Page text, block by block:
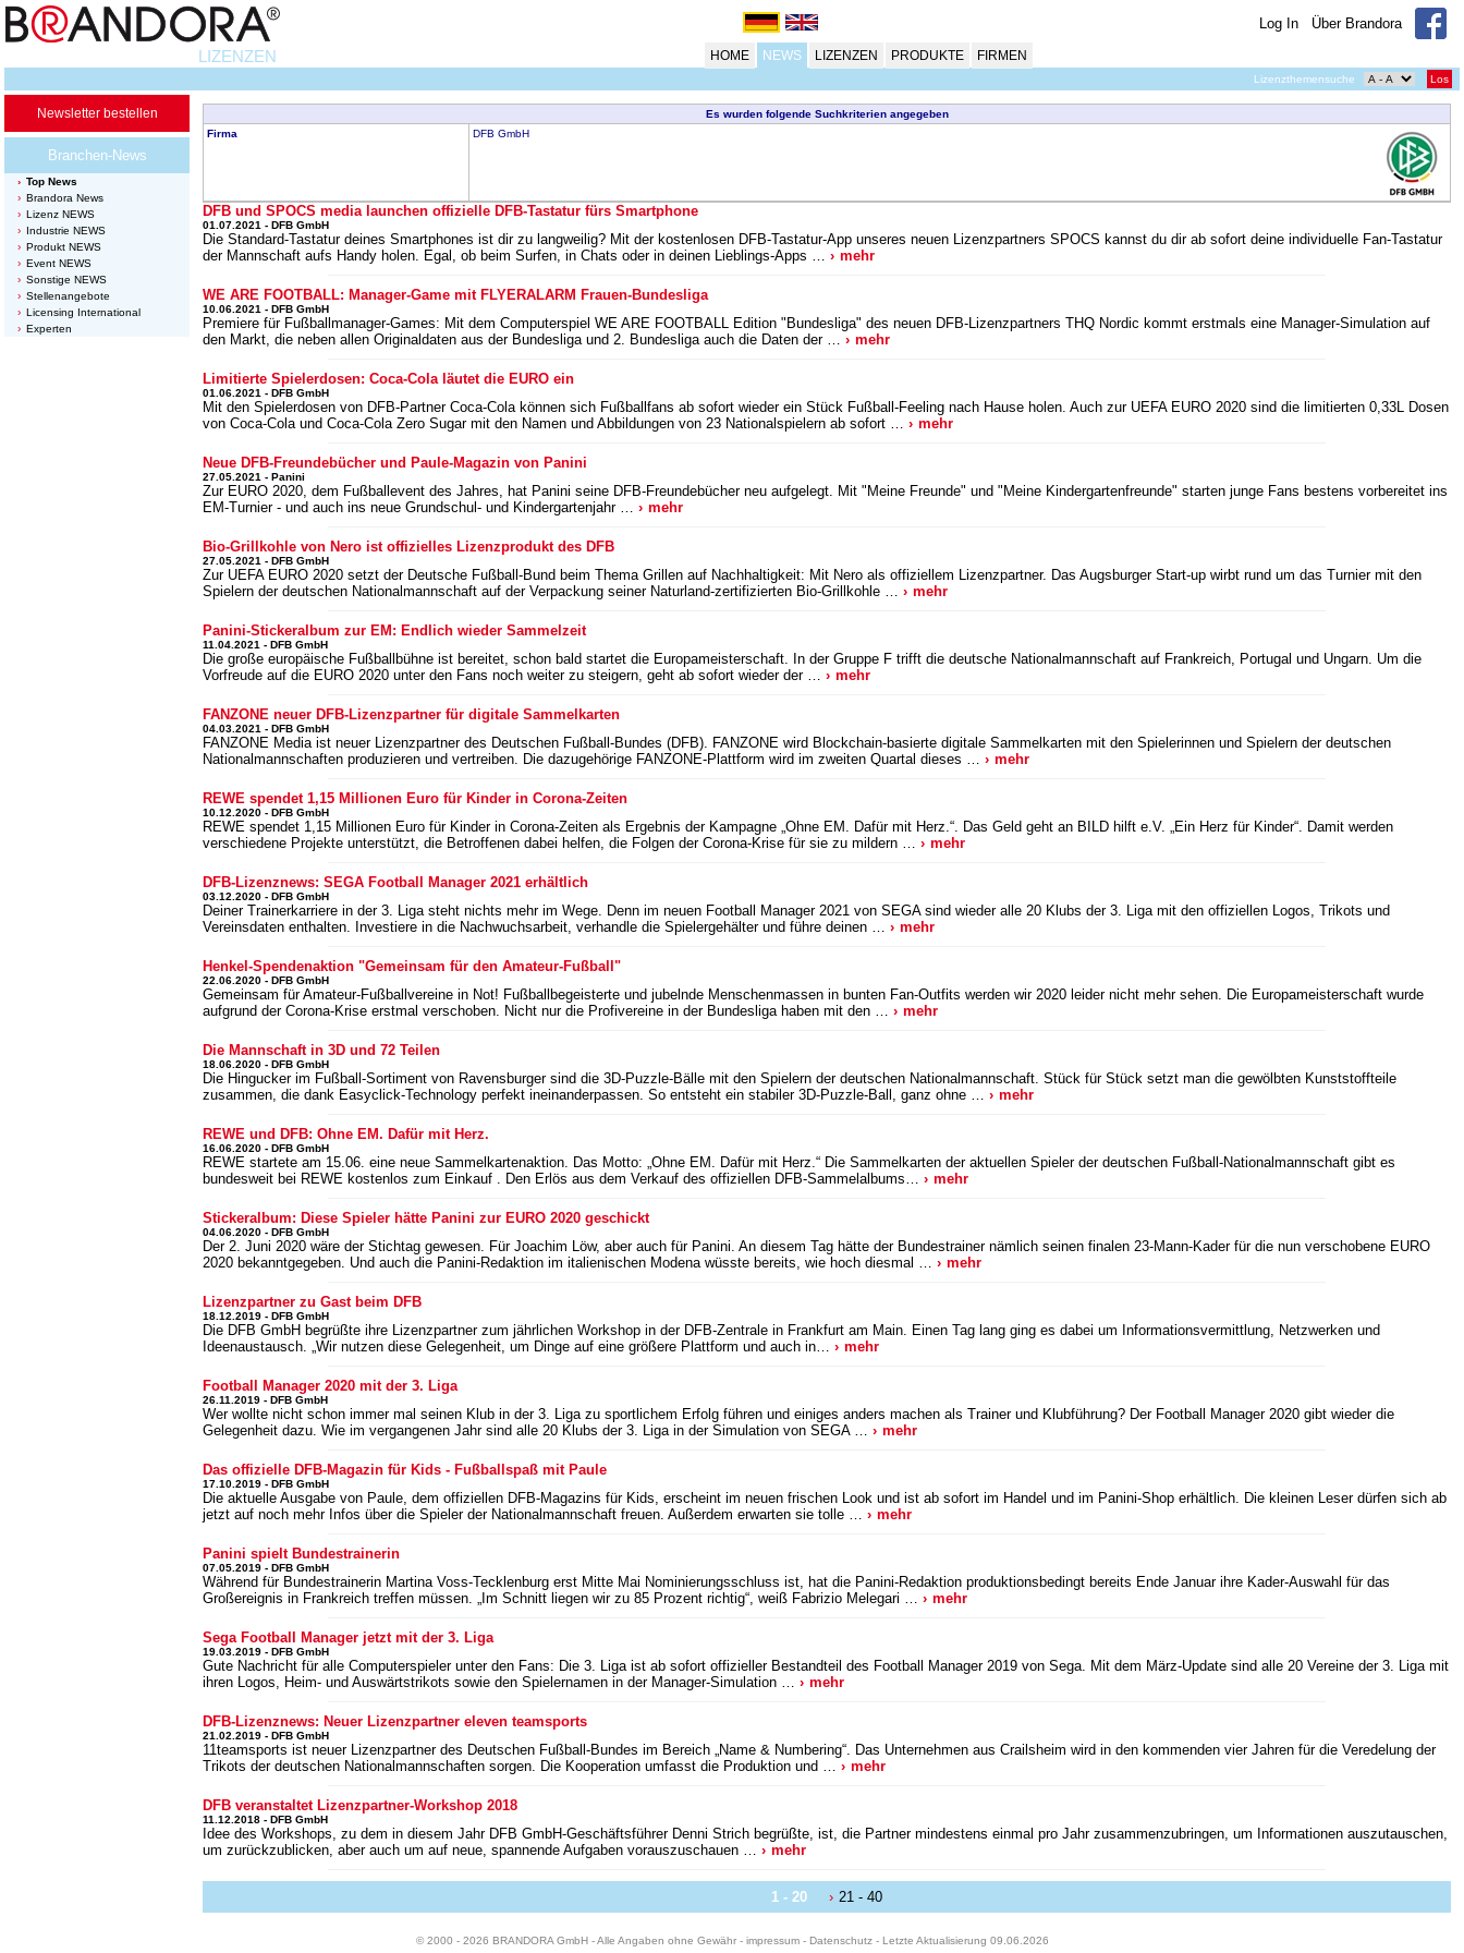
Log In Über Brandora
LIZENZEN HOME NEWS LIZENZEN PRODUKTE FIRMEN
Lizenzthemensuche Los
Newsletter bestellen
Branchen-News
Top News
Brandora News
Lizenz NEWS
Industrie NEWS
Produkt NEWS
Event NEWS
Sonstige NEWS
Stellenangebote
Licensing International
Experten
Es wurden folgende Suchkriterien angegeben
Firma
DFB GmbH
DFB und SPOCS media launchen offizielle DFB-Tastatur fürs Smartphone
01.07.2021 - DFB GmbH
Die Standard-Tastatur deines Smartphones ist dir zu langweilig? Mit der kostenlosen DFB-Tastatur-App unseres neuen Lizenzpartners SPOCS kannst du dir ab sofort deine individuelle Fan-Tastatur
der Mannschaft aufs Handy holen. Egal, ob beim Surfen, in Chats oder in deinen Lieblings-Apps …
mehr
WE ARE FOOTBALL: Manager-Game mit FLYERALARM Frauen-Bundesliga
10.06.2021 - DFB GmbH
Premiere für Fußballmanager-Games: Mit dem Computerspiel WE ARE FOOTBALL Edition "Bundesliga" des neuen DFB-Lizenzpartners THQ Nordic kommt erstmals eine Manager-Simulation auf
den Markt, die neben allen Originaldaten aus der Bundesliga und 2. Bundesliga auch die Daten der …
mehr
Limitierte Spielerdosen: Coca-Cola läutet die EURO ein
01.06.2021 - DFB GmbH
Mit den Spielerdosen von DFB-Partner Coca-Cola können sich Fußballfans ab sofort wieder ein Stück Fußball-Feeling nach Hause holen. Auch zur UEFA EURO 2020 sind die limitierten 0,33L Dosen
von Coca-Cola und Coca-Cola Zero Sugar mit den Namen und Abbildungen von 23 Nationalspielern ab sofort …
mehr
Neue DFB-Freundebücher und Paule-Magazin von Panini
27.05.2021 - Panini
Zur EURO 2020, dem Fußballevent des Jahres, hat Panini seine DFB-Freundebücher neu aufgelegt. Mit "Meine Freunde" und "Meine Kindergartenfreunde" starten junge Fans bestens vorbereitet ins
EM-Turnier - und auch ins neue Grundschul- und Kindergartenjahr …
mehr
Bio-Grillkohle von Nero ist offizielles Lizenzprodukt des DFB
27.05.2021 - DFB GmbH
Zur UEFA EURO 2020 setzt der Deutsche Fußball-Bund beim Thema Grillen auf Nachhaltigkeit: Mit Nero als offiziellem Lizenzpartner. Das Augsburger Start-up wirbt rund um das Turnier mit den
Spielern der deutschen Nationalmannschaft auf der Verpackung seiner Naturland-zertifizierten Bio-Grillkohle …
mehr
Panini-Stickeralbum zur EM: Endlich wieder Sammelzeit
11.04.2021 - DFB GmbH
Die große europäische Fußballbühne ist bereitet, schon bald startet die Europameisterschaft. In der Gruppe F trifft die deutsche Nationalmannschaft auf Frankreich, Portugal und Ungarn. Um die
Vorfreude auf die EURO 2020 unter den Fans noch weiter zu steigern, geht ab sofort wieder der …
mehr
FANZONE neuer DFB-Lizenzpartner für digitale Sammelkarten
04.03.2021 - DFB GmbH
FANZONE Media ist neuer Lizenzpartner des Deutschen Fußball-Bundes (DFB). FANZONE wird Blockchain-basierte digitale Sammelkarten mit den Spielerinnen und Spielern der deutschen
Nationalmannschaften produzieren und vertreiben. Die dazugehörige FANZONE-Plattform wird im zweiten Quartal dieses …
mehr
REWE spendet 1,15 Millionen Euro für Kinder in Corona-Zeiten
10.12.2020 - DFB GmbH
REWE spendet 1,15 Millionen Euro für Kinder in Corona-Zeiten als Ergebnis der Kampagne „Ohne EM. Dafür mit Herz.“. Das Geld geht an BILD hilft e.V. „Ein Herz für Kinder“. Damit werden
verschiedene Projekte unterstützt, die Betroffenen dabei helfen, die Folgen der Corona-Krise für sie zu mildern …
mehr
DFB-Lizenznews: SEGA Football Manager 2021 erhältlich
03.12.2020 - DFB GmbH
Deiner Trainerkarriere in der 3. Liga steht nichts mehr im Wege. Denn im neuen Football Manager 2021 von SEGA sind wieder alle 20 Klubs der 3. Liga mit den offiziellen Logos, Trikots und
Vereinsdaten enthalten. Investiere in die Nachwuchsarbeit, verhandle die Spielergehälter und führe deinen …
mehr
Henkel-Spendenaktion "Gemeinsam für den Amateur-Fußball"
22.06.2020 - DFB GmbH
Gemeinsam für Amateur-Fußballvereine in Not! Fußballbegeisterte und jubelnde Menschenmassen in bunten Fan-Outfits werden wir 2020 leider nicht mehr sehen. Die Europameisterschaft wurde
aufgrund der Corona-Krise erstmal verschoben. Nicht nur die Profivereine in der Bundesliga haben mit den …
mehr
Die Mannschaft in 3D und 72 Teilen
18.06.2020 - DFB GmbH
Die Hingucker im Fußball-Sortiment von Ravensburger sind die 3D-Puzzle-Bälle mit den Spielern der deutschen Nationalmannschaft. Stück für Stück setzt man die gewölbten Kunststoffteile
zusammen, die dank Easyclick-Technology perfekt ineinanderpassen. So entsteht ein stabiler 3D-Puzzle-Ball, ganz ohne …
mehr
REWE und DFB: Ohne EM. Dafür mit Herz.
16.06.2020 - DFB GmbH
REWE startete am 15.06. eine neue Sammelkartenaktion. Das Motto: „Ohne EM. Dafür mit Herz.“ Die Sammelkarten der aktuellen Spieler der deutschen Fußball-Nationalmannschaft gibt es
bundesweit bei REWE kostenlos zum Einkauf . Den Erlös aus dem Verkauf des offiziellen DFB-Sammelalbums…
mehr
Stickeralbum: Diese Spieler hätte Panini zur EURO 2020 geschickt
04.06.2020 - DFB GmbH
Der 2. Juni 2020 wäre der Stichtag gewesen. Für Joachim Löw, aber auch für Panini. An diesem Tag hätte der Bundestrainer nämlich seinen finalen 23-Mann-Kader für die nun verschobene EURO
2020 bekanntgegeben. Und auch die Panini-Redaktion im italienischen Modena wüsste bereits, wie hoch diesmal …
mehr
Lizenzpartner zu Gast beim DFB
18.12.2019 - DFB GmbH
Die DFB GmbH begrüßte ihre Lizenzpartner zum jährlichen Workshop in der DFB-Zentrale in Frankfurt am Main. Einen Tag lang ging es dabei um Informationsvermittlung, Netzwerken und
Ideenaustausch. „Wir nutzen diese Gelegenheit, um Dinge auf eine größere Plattform und auch in…
mehr
Football Manager 2020 mit der 3. Liga
26.11.2019 - DFB GmbH
Wer wollte nicht schon immer mal seinen Klub in der 3. Liga zu sportlichem Erfolg führen und einiges anders machen als Trainer und Klubführung? Der Football Manager 2020 gibt wieder die
Gelegenheit dazu. Wie im vergangenen Jahr sind alle 20 Klubs der 3. Liga in der Simulation von SEGA …
mehr
Das offizielle DFB-Magazin für Kids - Fußballspaß mit Paule
17.10.2019 - DFB GmbH
Die aktuelle Ausgabe von Paule, dem offiziellen DFB-Magazins für Kids, erscheint im neuen frischen Look und ist ab sofort im Handel und im Panini-Shop erhältlich. Die kleinen Leser dürfen sich ab
jetzt auf noch mehr Infos über die Spieler der Nationalmannschaft freuen. Außerdem erwarten sie tolle …
mehr
Panini spielt Bundestrainerin
07.05.2019 - DFB GmbH
Während für Bundestrainerin Martina Voss-Tecklenburg erst Mitte Mai Nominierungsschluss ist, hat die Panini-Redaktion produktionsbedingt bereits Ende Januar ihre Kader-Auswahl für das
Großereignis in Frankreich treffen müssen. „Im Schnitt liegen wir zu 85 Prozent richtig“, weiß Fabrizio Melegari …
mehr
Sega Football Manager jetzt mit der 3. Liga
19.03.2019 - DFB GmbH
Gute Nachricht für alle Computerspieler unter den Fans: Die 3. Liga ist ab sofort offizieller Bestandteil des Football Manager 2019 von Sega. Mit dem März-Update sind alle 20 Vereine der 3. Liga mit
ihren Logos, Heim- und Auswärtstrikots sowie den Spielernamen in der Manager-Simulation …
mehr
DFB-Lizenznews: Neuer Lizenzpartner eleven teamsports
21.02.2019 - DFB GmbH
11teamsports ist neuer Lizenzpartner des Deutschen Fußball-Bundes im Bereich „Name & Numbering“. Das Unternehmen aus Crailsheim wird in den kommenden vier Jahren für die Veredelung der
Trikots der deutschen Nationalmannschaften sorgen. Die Kooperation umfasst die Produktion und …
mehr
DFB veranstaltet Lizenzpartner-Workshop 2018
11.12.2018 - DFB GmbH
Idee des Workshops, zu dem in diesem Jahr DFB GmbH-Geschäftsführer Denni Strich begrüßte, ist, die Partner mindestens einmal pro Jahr zusammenzubringen, um Informationen auszutauschen,
um zurückzublicken, aber auch um auf neue, spannende Aufgaben vorauszuschauen …
mehr
1 - 20 21 - 40
© 2000 - 2026 BRANDORA GmbH - Alle Angaben ohne Gewähr - impressum- Datenschutz- Letzte Aktualisierung 09.06.2026